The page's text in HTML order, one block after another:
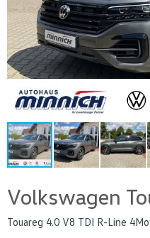
Volkswagen
Touareg 4.0 V8 TDI R-Line